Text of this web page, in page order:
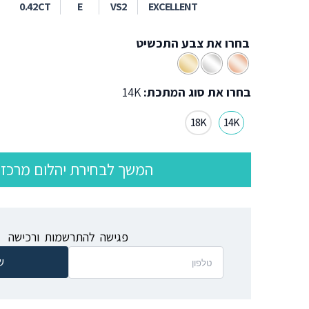
EXCELLENT
VS2
E
0.42CT
בחרו את צבע התכשיט
בחרו את סוג המתכת: 14K
18K 14K
המשך לבחירת יהלום
פגישה להתרשמות ורכישה